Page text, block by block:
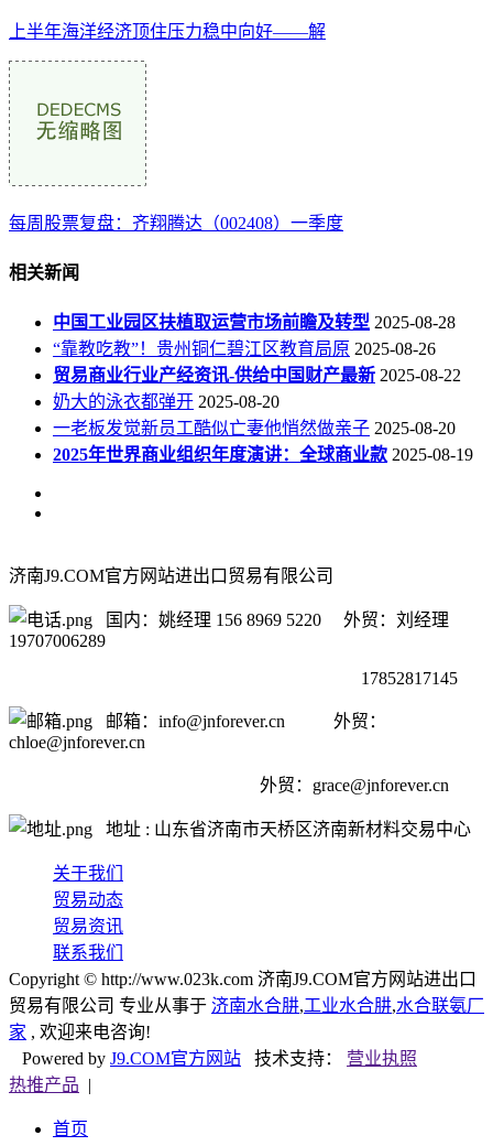
上半年海洋经济顶住压力稳中向好——解
每周股票复盘：齐翔腾达（002408）一季度
相关新闻
中国工业园区扶植取运营市场前瞻及转型 2025-08-28
“靠教吃教”！贵州铜仁碧江区教育局原 2025-08-26
贸易商业行业产经资讯-供给中国财产最新 2025-08-22
奶大的泳衣都弹开 2025-08-20
一老板发觉新员工酷似亡妻他悄然做亲子 2025-08-20
2025年世界商业组织年度演讲：全球商业款 2025-08-19
济南J9.COM官方网站进出口贸易有限公司
国内：姚经理 156 8969 5220 外贸：刘经理
19707006289
17852817145
邮箱：info@jnforever.cn 外贸：
chloe@jnforever.cn
外贸： grace@jnforever.cn
地址 : 山东省济南市天桥区济南新材料交易中心
关于我们
贸易动态
贸易资讯
联系我们
Copyright © http://www.023k.com 济南J9.COM官方网站进出口
贸易有限公司 专业从事于 济南水合肼,工业水合肼,水合联氨厂
家 , 欢迎来电咨询!
Powered by J9.COM官方网站 技术支持： 营业执照
热推产品 |
首页